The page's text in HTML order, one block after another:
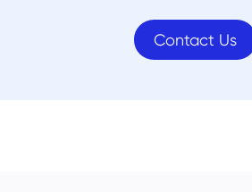
Contact Us